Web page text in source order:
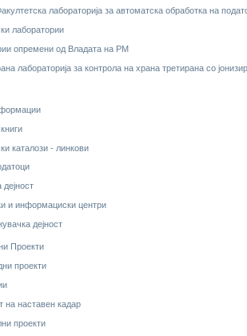
лабораторија за автоматска обработка на
лаборатории
опремени од Владата на РМ
лабораторија за контрола на храна третирана со
каталози - линкови
дејност
и информациски центри
дејност
Проекти
проекти
на наставен кадар
проекти